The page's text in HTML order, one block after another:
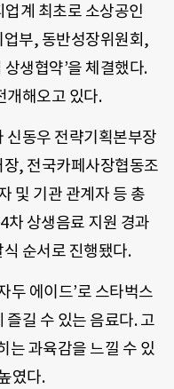
계 최초로 소상공인
부, 동반성장위원회,
생협약’을 체결했다.
개해오고 있다.
신동우 전략기획본부장
, 전국카페사장협동조
및 기관 관계자 등 총
차 상생음료 지원 경과
순서로 진행됐다.
두 에이드’로 스타벅스
길 수 있는 음료다. 고
는 과육감을 느낄 수 있
였다.